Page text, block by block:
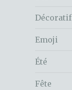
Décoratif
Emoji
Été
Fête